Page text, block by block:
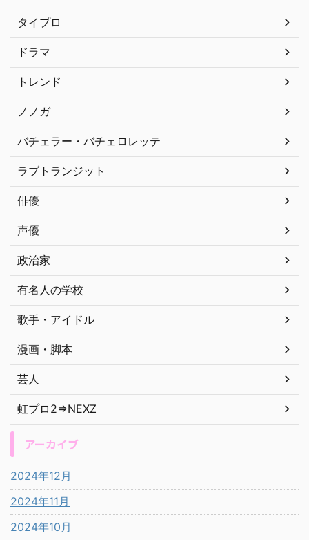
タイプロ
ドラマ
トレンド
ノノガ
バチェラー・バチェロレッテ
ラブトランジット
俳優
声優
政治家
有名人の学校
歌手・アイドル
漫画・脚本
芸人
虹プロ2⇒NEXZ
アーカイブ
2024年12月
2024年11月
2024年10月